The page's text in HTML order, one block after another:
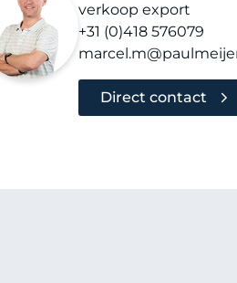
verkoop export
+31 (0)418 576079
Direct contact